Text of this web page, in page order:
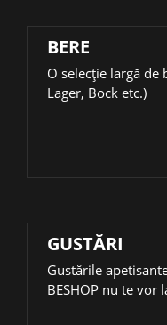
BERE
О selecție largă de
Lager, Bock etc.)
GUSTĂRI
Gustările
BESHOP nu te vor